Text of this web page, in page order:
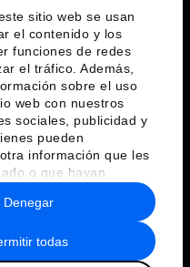
sitio web se usan
el contenido y los
funciones de redes
el tráfico. Además,
sobre el uso
web con nuestros
sociales, publicidad y
pueden
información que les
o que hayan
del uso que haya
todas
Denegar
normas de uso